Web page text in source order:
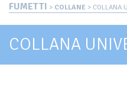
FUMETTI > COLLANE > COLLANA
COLLANA